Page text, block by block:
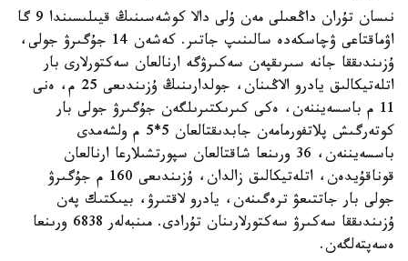
نىسان تۇران داڭعىلى مەن ۇلى دالا كوشەسىنىڭ قيىلىسىندا 9 گا
اۋماقتاعى ۋچاسكەدە سالىنىپ جاتىر. كەشەن 14 جۇگىرۋ جولى،
ۇزىندىققا جانە سىرىقپەن سەكىرۋگە ارنالعان سەكتورلارى بار
اتلەتيكالىق يادرو الاڭىنان، جولدارىنىڭ ۇزىندىعى 25 م، ەنى
11 م باسسەيننەن، ەكى كىرىكتىرىلگەن جۇگىرۋ جولى بار
كوتەرگىش پلاتفورمامەن جابدىقتالعان 5*5 م ولشەمدى
باسسەيننەن، 36 ورىنعا شاقتالعان سپورتشىلارعا ارنالعان
قوناقۇيدەن، اتلەتيكالىق زالدان، ۇزىندىعى 160 م جۇگىرۋ
جولى بار جاتتىعۋ ترەگىنەن، يادرو لاقتىرۋ، بيىكتىك پەن
ۇزىندىققا سەكىرۋ سەكتورلارىنان تۇرادى. مىنبەلەر 6838 ورىنعا
ەسەپتەلگەن.